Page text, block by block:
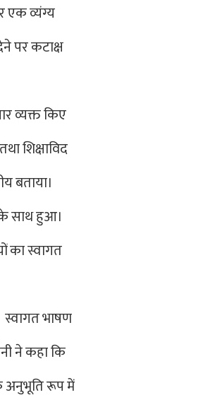
एक व्यंग्य
पर कटाक्ष
व्यक्त किए
शिक्षाविद
बताया।
के साथ हुआ।
का स्वागत
भाषण
ने कहा कि
अनुभूति रूप में